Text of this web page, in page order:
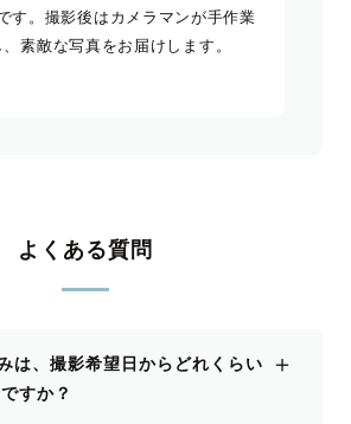
す。撮影後はカメラマンが手作業
素敵な写真をお届けします。
よくある質問
は、撮影希望日からどれくらい
すか？
＋